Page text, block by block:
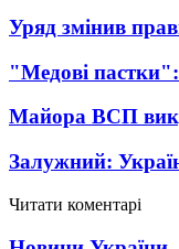
Уряд змінив
"Медові
Майора ВСП
Залужний:
Читати коментарі